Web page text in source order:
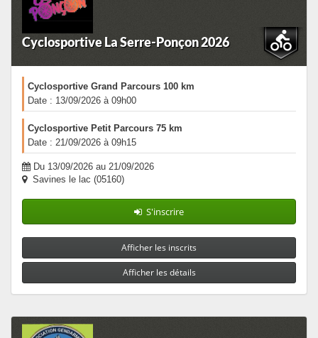
Cyclosportive La Serre-Ponçon 2026
Cyclosportive Grand Parcours 100 km
Date : 13/09/2026 à 09h00
Cyclosportive Petit Parcours 75 km
Date : 21/09/2026 à 09h15
Du 13/09/2026 au 21/09/2026
Savines le lac (05160)
S'inscrire
Afficher les inscrits
Afficher les détails